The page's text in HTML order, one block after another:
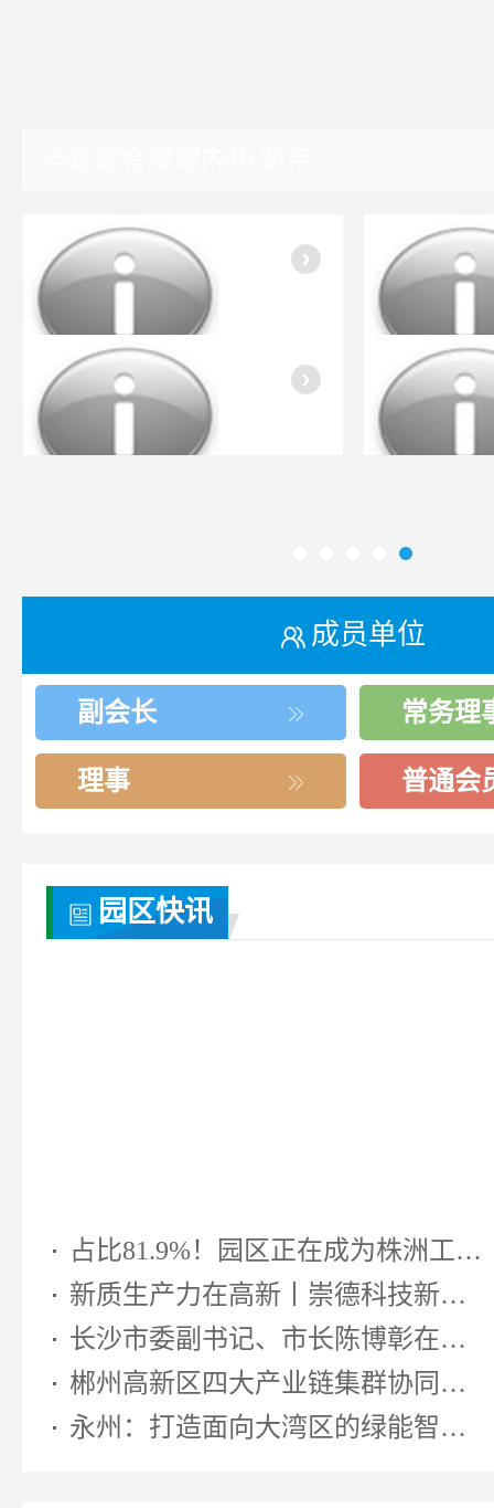
湖南园区
入会指南
成员单位
副会长 常务理
理事 普通会
园区快讯
占比81.9%！园区正在成为株洲工业...
新质生产力在高新丨崇德科技新型...
长沙市委副书记、市长陈博彰在湖南...
郴州高新区四大产业链集群协同发...
永州：打造面向大湾区的绿能智算先...